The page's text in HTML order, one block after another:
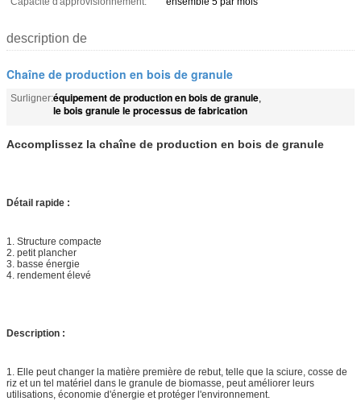
description de
Chaîne de production en bois de granule
Surligner:équipement de production en bois de granule,
le bois granule le processus de fabrication
Accomplissez la chaîne de production en bois de granule
Détail rapide :
1. Structure compacte
2. petit plancher
3. basse énergie
4. rendement élevé
Description :
1. Elle peut changer la matière première de rebut, telle que la sciure, cosse de
riz et un tel matériel dans le granule de biomasse, peut améliorer leurs
utilisations, économie d'énergie et protéger l'environnement.